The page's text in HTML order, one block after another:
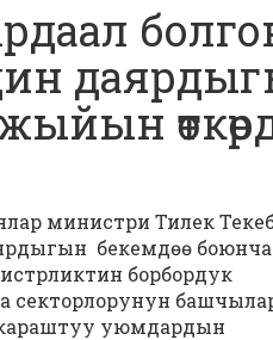
министри Тилек
бекемдөө
борбордук
секторлорунун
караштуу уюмдардын